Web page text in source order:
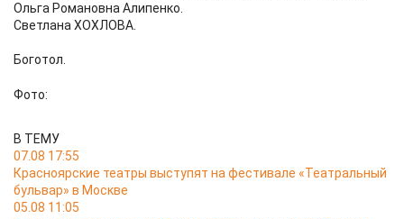
Ольга Романовна Алипенко.
Светлана ХОХЛОВА.
Боготол.
Фото:
В ТЕМУ
07.08 17:55
Красноярские театры выступят на фестивале «Театральный
бульвар» в Москве
05.08 11:05